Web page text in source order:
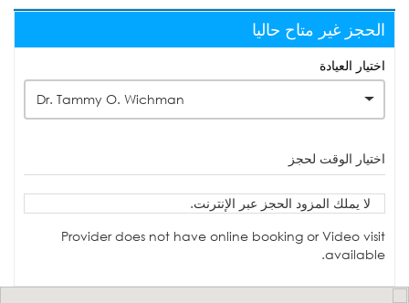
الحجز غير متاح حاليا
اختيار العيادة
Dr. Tammy O. Wichman
اختيار الوقت لحجز
لا يملك المزود الحجز عبر الإنترنت.
Provider does not have online booking or Video visit
available.